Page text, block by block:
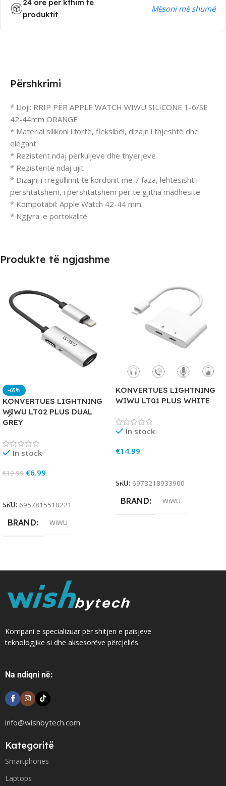
24 orë për kthim të
produktit
Mësoni më shumë
Përshkrimi
* Lloji: RRIP PËR APPLE WATCH WIWU SILICONE 1-6/SE
42-44mm ORANGE
* Material silikoni i fortë, fleksibël, dizajn i thjeshtë dhe
elegant
* Rezistent ndaj përkuljeve dhe thyerjeve
* Rezistente ndaj ujit
* Dizajni i rregullimit të kordonit me 7 faza, lehtësisht i
përshtatshëm, i përshtatshëm për të gjitha madhësitë
* Kompotabil: Apple Watch 42-44 mm
* Ngjyra: e portokalltë
Produkte të ngjashme
-65%
KONVERTUES LIGHTNING
WIWU LT02 PLUS DUAL
GREY
In stock
€19.99 €6.99
SKU: 6957815510221
BRAND WiWU
KONVERTUES LIGHTNING
WIWU LT01 PLUS WHITE
In stock
€14.99
SKU: 6973218933900
BRAND WiWU
Kompani e specializuar për shitjen e paisjeve
teknologjike si dhe aksesorëve përcjellës.
Na ndiqni në:
info@wishbytech.com
Kategoritë
Smartphones
Laptops